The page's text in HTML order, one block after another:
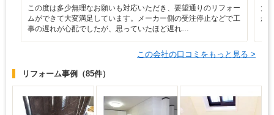
この度は多少無理なお願いも対応いただき、要望通りのリフォー
ムができて大変満足しています。メーカー側の受注停止などで工
事の遅れが心配でしたが、思っていたほど遅れ…
大
か
この会社の口コミをもっと見る >
リフォーム事例 （85件）